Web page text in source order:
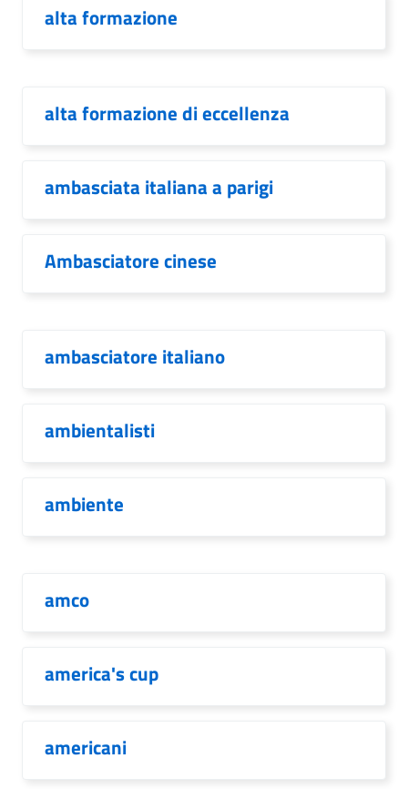
alta formazione
alta formazione di eccellenza
ambasciata italiana a parigi
Ambasciatore cinese
ambasciatore italiano
ambientalisti
ambiente
amco
america's cup
americani